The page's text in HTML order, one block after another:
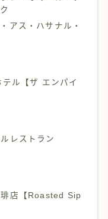
アス・ハサナル・
ル【ザ エンパイ
レストラン
店【Roasted Sip